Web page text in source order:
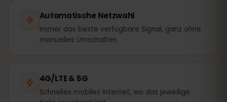
Automatische Netzwahl
Immer das beste verfügbare Signal, ganz ohne
manuelles Umschalten.
4G/LTE & 5G
Schnelles mobiles Internet, wo das jeweilige